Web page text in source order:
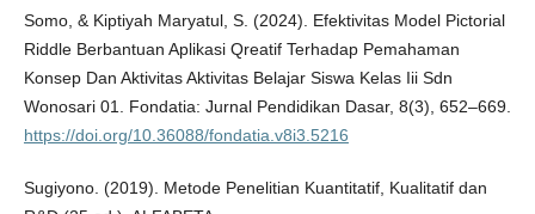
Somo, & Kiptiyah Maryatul, S. (2024). Efektivitas Model Pictorial
Riddle Berbantuan Aplikasi Qreatif Terhadap Pemahaman
Konsep Dan Aktivitas Aktivitas Belajar Siswa Kelas Iii Sdn
Wonosari 01. Fondatia: Jurnal Pendidikan Dasar, 8(3), 652–669.
https://doi.org/10.36088/fondatia.v8i3.5216
Sugiyono. (2019). Metode Penelitian Kuantitatif, Kualitatif dan